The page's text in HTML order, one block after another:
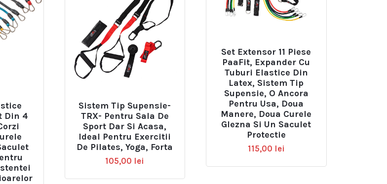
Din 4
Sistem Tip Supensie-
TRX- Pentru Sala De
Sport Dar Si Acasa,
Ideal Pentru Exercitii
De Pilates, Yoga, Forta
105,00 lei
Set Extensor 11 Piese
PaaFit, Expander Cu
Tuburi Elastice Din
Latex, Sistem Tip
Supensie, O Ancora
Pentru Usa, Doua
Manere, Doua Curele
Glezna Si Un Saculet
Protectie
115,00 lei